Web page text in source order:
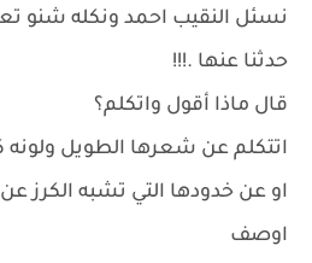
نسئل النقيب احمد ونكله شنو
حدثنا عنها .!!!
قال ماذا أقول واتكلم؟
اتتكلم عن شعرها الطويل ولونه
او عن خدودها التي تشبه الكرز عن
اوصف